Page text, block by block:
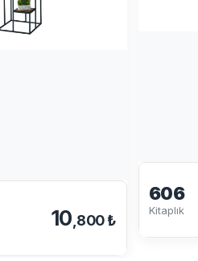
10 ,800 ₺
606
Kitaplık